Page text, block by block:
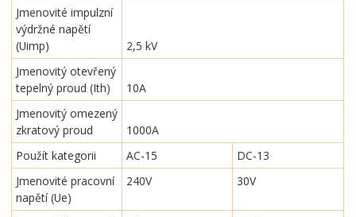
Jmenovité impulzní
výdržné napětí
(Uimp)
2,5 kV
Jmenovitý otevřený
tepelný proud (Ith)
10A
Jmenovitý omezený
zkratový proud
1000A
Použít kategorii
AC-15
DC-13
Jmenovité pracovní
napětí (Ue)
240V 30V